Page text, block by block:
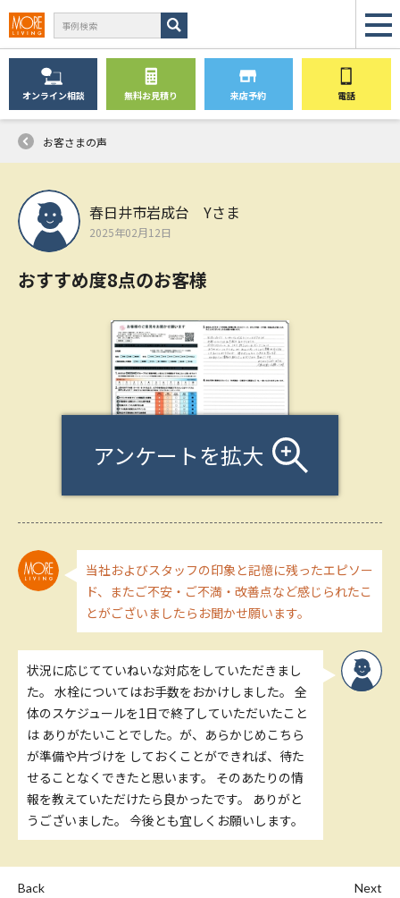
オンライン相談 無料お見積り 来店予約 電話
お客さまの声
春日井市岩成台 Yさま
2025年02月12日
おすすめ度8点のお客様
アンケートを拡大
当社およびスタッフの印象と記憶に残ったエピソー
ド、またご不安・ご不満・改善点など感じられたこ
とがございましたらお聞かせ願います。
状況に応じてていねいな対応をしていただきまし
た。 水栓についてはお手数をおかけしました。 全
体のスケジュールを1日で終了していただいたこと
は ありがたいことでした。が、あらかじめこちら
が準備や片づけを しておくことができれば、待た
せることなくできたと思います。 そのあたりの情
報を教えていただけたら良かったです。 ありがと
うございました。 今後とも宜しくお願いします。
Back
Next